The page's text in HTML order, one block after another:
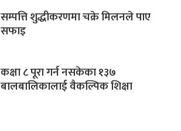
सम्पत्ति शुद्धीकरणमा चक्रे मिलनले पाए
सफाइ
कक्षा ८ पूरा गर्न नसकेका १३७
बालबालिकालाई वैकल्पिक शिक्षा